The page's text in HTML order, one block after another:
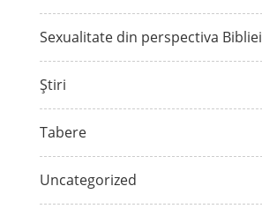
Sexualitate din perspectiva Bibliei
Știri
Tabere
Uncategorized